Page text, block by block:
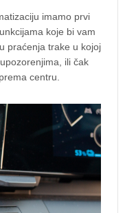
imamo prvi
koje bi vam
praćenja trake u kojoj
ili čak
centru.